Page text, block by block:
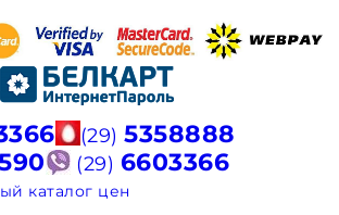
(29) 5358888
(29) 6603366